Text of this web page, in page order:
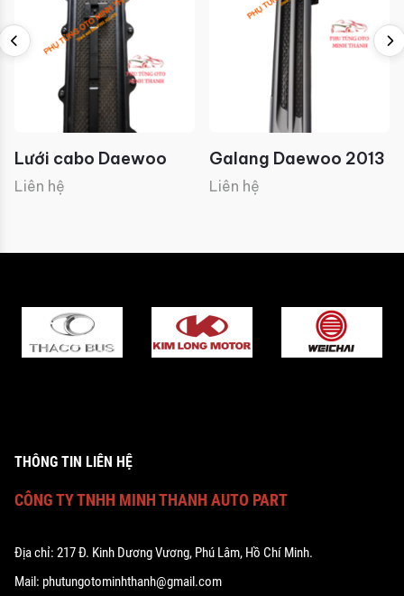
Lưới cabo Daewoo
Liên hệ
Galang Daewoo 2013
Liên hệ
THÔNG TIN LIÊN HỆ
CÔNG TY TNHH MINH THANH AUTO PART
Địa chỉ: 217 Đ. Kinh Dương Vương, Phú Lâm, Hồ Chí Minh.
Mail: phutungotominhthanh@gmail.com